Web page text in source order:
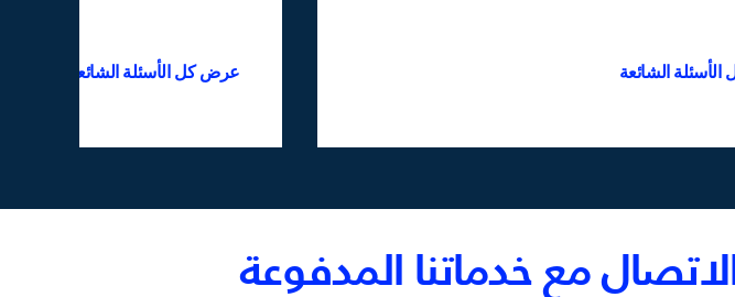
الشائعة عرض كل الأسئلة الشائعة
مع خدماتنا المدفوعة